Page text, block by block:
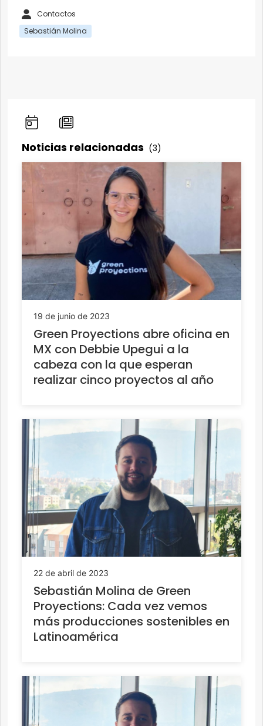
Contactos
Sebastián Molina
Noticias relacionadas (3)
19 de junio de 2023
Green Proyections abre oficina en
MX con Debbie Upegui a la
cabeza con la que esperan
realizar cinco proyectos al año
22 de abril de 2023
Sebastián Molina de Green
Proyections: Cada vez vemos
más producciones sostenibles en
Latinoamérica